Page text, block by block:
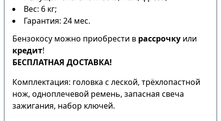
Вес: 6 кг;
Гарантия: 24 мес.
Бензокосу можно приобрести в рассрочку или
кредит!
БЕСПЛАТНАЯ ДОСТАВКА!
Комплектация: головка с леской, трёхлопастной
нож, одноплечевой ремень, запасная свеча
зажигания, набор ключей.